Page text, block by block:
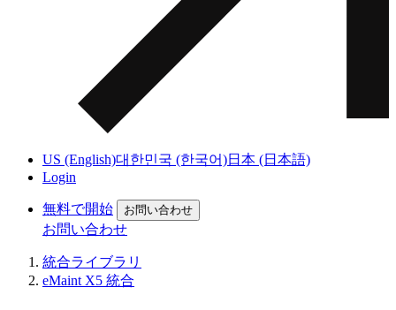
US (English)대한민국 (한국어)日本 (日本語)
Login
無料で開始 お問い合わせ
お問い合わせ
統合ライブラリ
eMaint X5 統合